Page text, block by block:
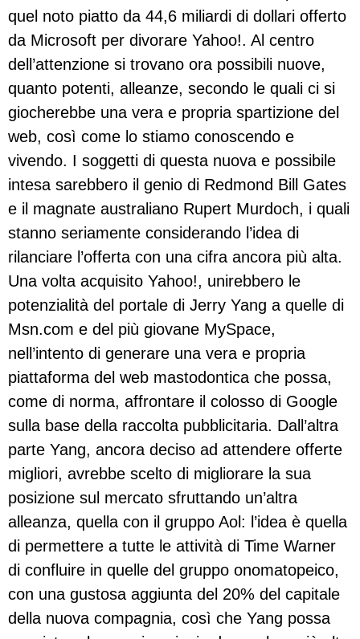
quel noto piatto da 44,6 miliardi di dollari offerto
da Microsoft per divorare Yahoo!. Al centro
dell’attenzione si trovano ora possibili nuove,
quanto potenti, alleanze, secondo le quali ci si
giocherebbe una vera e propria spartizione del
web, così come lo stiamo conoscendo e
vivendo. I soggetti di questa nuova e possibile
intesa sarebbero il genio di Redmond Bill Gates
e il magnate australiano Rupert Murdoch, i quali
stanno seriamente considerando l’idea di
rilanciare l’offerta con una cifra ancora più alta.
Una volta acquisito Yahoo!, unirebbero le
potenzialità del portale di Jerry Yang a quelle di
Msn.com e del più giovane MySpace,
nell’intento di generare una vera e propria
piattaforma del web mastodontica che possa,
come di norma, affrontare il colosso di Google
sulla base della raccolta pubblicitaria. Dall’altra
parte Yang, ancora deciso ad attendere offerte
migliori, avrebbe scelto di migliorare la sua
posizione sul mercato sfruttando un’altra
alleanza, quella con il gruppo Aol: l’idea è quella
di permettere a tutte le attività di Time Warner
di confluire in quelle del gruppo onomatopeico,
con una gustosa aggiunta del 20% del capitale
della nuova compagnia, così che Yang possa